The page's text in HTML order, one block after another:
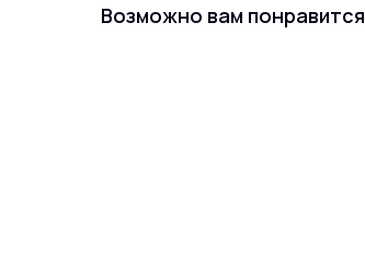
Возможно вам понравится